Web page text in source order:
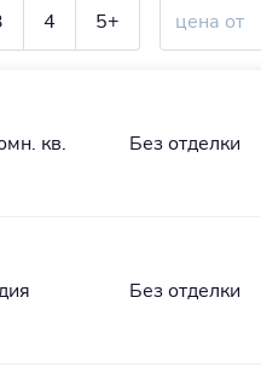
4 5+
кв. Без отделки
Без отделки